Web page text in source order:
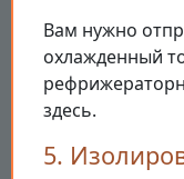
Вам нужно
охлажденный
здесь.
5.